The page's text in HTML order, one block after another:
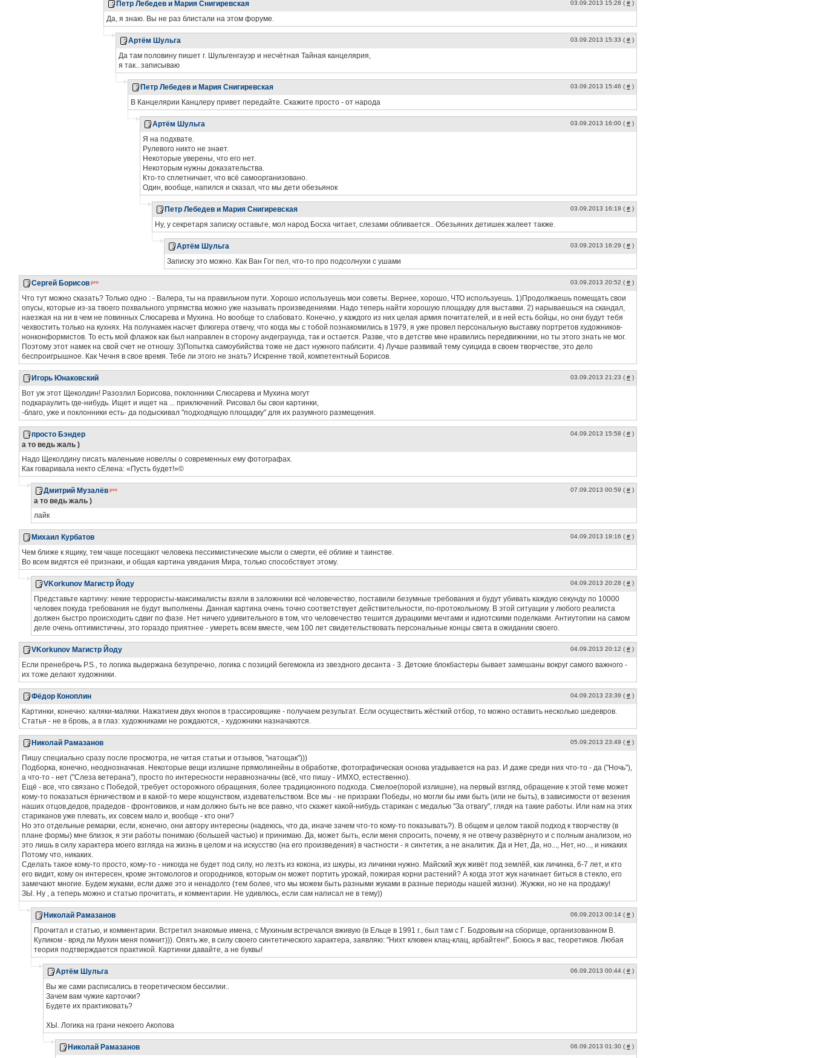
Петр Лебедев и Мария Снигиревская 03.09.2013 15:28 ( # )
Да, я знаю. Вы не раз блистали на этом форуме.
Артём Шульга 03.09.2013 15:33 ( # )
Да там половину пишет г. Шульгенгауэр и несчётная Тайная канцелярия,
я так.. записываю
Петр Лебедев и Мария Снигиревская 03.09.2013 15:46 ( # )
В Канцелярии Канцлеру привет передайте. Скажите просто - от народа
Артём Шульга 03.09.2013 16:00 ( # )
Я на подхвате.
Рулевого никто не знает.
Некоторые уверены, что его нет.
Некоторым нужны доказательства.
Кто-то сплетничает, что всё самоорганизовано.
Один, вообще, напился и сказал, что мы дети обезьянок
Петр Лебедев и Мария Снигиревская 03.09.2013 16:19 ( # )
Ну, у секретаря записку оставьте, мол народ Босха читает, слезами обливается.. Обезьяних детишек жалеет также.
Артём Шульга 03.09.2013 16:29 ( # )
Записку это можно. Как Ван Гог пел, что-то про подсолнухи c ушами
Сергей Борисов 03.09.2013 20:52 ( # )
Что тут можно сказать? Только одно : - Валера, ты на правильном пути. Хорошо используешь мои советы. Вернее, хорошо, ЧТО используешь. 1)Продолжаешь помещать свои
опусы, которые из-за твоего похвального упрямства можно уже называть произведениями. Надо теперь найти хорошую площадку для выставки. 2) нарываешься на скандал,
наезжая на ни в чем не повинных Слюсарева и Мухина. Но вообще то слабовато. Конечно, у каждого из них целая армия почитателей, и в ней есть бойцы, но они будут тебя
чехвостить только на кухнях. На полунамек насчет флюгера отвечу, что когда мы с тобой познакомились в 1979, я уже провел персональную выставку портретов художников-
нонконформистов. То есть мой флажок как был направлен в сторону андеграунда, так и остается. Разве, что в детстве мне нравились передвижники, но ты этого знать не мог.
Поэтому этот намек на свой счет не отношу. 3)Попытка самоубийства тоже не даст нужного паблсити. 4) Лучше развивай тему суицида в своем творчестве, это дело
беспроигрышное. Как Чечня в свое время. Тебе ли этого не знать? Искренне твой, компетентный Борисов.
Игорь Юнаковский 03.09.2013 21:23 ( # )
Вот уж этот Щеколдин! Разозлил Борисова, поклонники Слюсарева и Мухина могут
подкараулить где-нибудь. Ищет и ищет на ... приключений. Рисовал бы свои картинки,
-благо, уже и поклонники есть- да подыскивал "подходящую площадку" для их разумного размещения.
просто Бэндер
а то ведь жаль )
04.09.2013 15:58 ( # )
Надо Щеколдину писать маленькие новеллы о современных ему фотографах.
Как говаривала некто сЕлена: «Пусть будет!»©
Дмитрий Музалёв
а то ведь жаль )
07.09.2013 00:59 ( # )
лайк
Михаил Курбатов 04.09.2013 19:16 ( # )
Чем ближе к ящику, тем чаще посещают человека пессимистические мысли о смерти, её облике и таинстве.
Во всем видятся её признаки, и общая картина увядания Мира, только способствует этому.
VKorkunov Магистр Йоду 04.09.2013 20:28 ( # )
Представьте картину: некие террористы-максималисты взяли в заложники всё человечество, поставили безумные требования и будут убивать каждую секунду по 10000
человек покуда требования не будут выполнены. Данная картина очень точно соответствует действительности, по-протокольному. В этой ситуации у любого реалиста
должен быстро происходить сдвиг по фазе. Нет ничего удивительного в том, что человечество тешится дурацкими мечтами и идиотскими поделками. Антиутопии на самом
деле очень оптимистичны, это гораздо приятнее - умереть всем вместе, чем 100 лет свидетельствовать персональные концы света в ожидании своего.
VKorkunov Магистр Йоду 04.09.2013 20:12 ( # )
Если пренебречь P.S., то логика выдержана безупречно, логика с позиций бегемокла из звездного десанта - 3. Детские блокбастеры бывает замешаны вокруг самого важного -
их тоже делают художники.
Фёдор Коноплин 04.09.2013 23:39 ( # )
Картинки, конечно: каляки-маляки. Нажатием двух кнопок в трассировщике - получаем результат. Если осуществить жёсткий отбор, то можно оставить несколько шедевров.
Статья - не в бровь, а в глаз: художниками не рождаются, - художники назначаются.
Николай Рамазанов 05.09.2013 23:49 ( # )
Пишу специально сразу после просмотра, не читая статьи и отзывов, "натощак")))
Подборка, конечно, неоднозначная. Некоторые вещи излишне прямолинейны в обработке, фотографическая основа угадывается на раз. И даже среди них что-то - да ("Ночь"),
а что-то - нет ("Слеза ветерана"), просто по интересности неравнозначны (всё, что пишу - ИМХО, естественно).
Ещё - все, что связано с Победой, требует осторожного обращения, более традиционного подхода. Смелое(порой излишне), на первый взгляд, обращение к этой теме может
кому-то показаться ёрничеством и в какой-то мере кощунством, издевательством. Все мы - не призраки Победы, но могли бы ими быть (или не быть), в зависимости от везения
наших отцов,дедов, прадедов - фронтовиков, и нам должно быть не все равно, что скажет какой-нибудь старикан с медалью "За отвагу", глядя на такие работы. Или нам на этих
стариканов уже плевать, их совсем мало и, вообще - кто они?
Но это отдельные ремарки, если, конечно, они автору интересны (надеюсь, что да, иначе зачем что-то кому-то показывать?). В общем и целом такой подход к творчеству (в
плане формы) мне близок, я эти работы понимаю (большей частью) и принимаю. Да, может быть, если меня спросить, почему, я не отвечу развёрнуто и с полным анализом, но
это лишь в силу характера моего взгляда на жизнь в целом и на искусство (на его произведения) в частности - я синтетик, а не аналитик. Да и Нет, Да, но..., Нет, но..., и никаких
Потому что, никаких.
Сделать такое кому-то просто, кому-то - никогда не будет под силу, но лезть из кокона, из шкуры, из личинки нужно. Майский жук живёт под землёй, как личинка, 6-7 лет, и кто
его видит, кому он интересен, кроме энтомологов и огородников, которым он может портить урожай, пожирая корни растений? А когда этот жук начинает биться в стекло, его
замечают многие. Будем жуками, если даже это и ненадолго (тем более, что мы можем быть разными жуками в разные периоды нашей жизни). Жужжи, но не на продажу!
ЗЫ. Ну , а теперь можно и статью прочитать, и комментарии. Не удивлюсь, если сам написал не в тему))
Николай Рамазанов 06.09.2013 00:14 ( # )
Прочитал и статью, и комментарии. Встретил знакомые имена, с Мухиным встречался вживую (в Ельце в 1991 г., был там с Г. Бодровым на сборище, организованном В.
Куликом - вряд ли Мухин меня помнит))). Опять же, в силу своего синтетического характера, заявляю: "Нихт клювен клац-клац, арбайтен!". Боюсь я вас, теоретиков. Любая
теория подтверждается практикой. Картинки давайте, а не буквы!
Артём Шульга 06.09.2013 00:44 ( # )
Вы же сами расписались в теоретическом бессилии..
Зачем вам чужие карточки?
Будете их практиковать?
ХЫ. Логика на грани некоего Акопова
Николай Рамазанов 06.09.2013 01:30 ( # )